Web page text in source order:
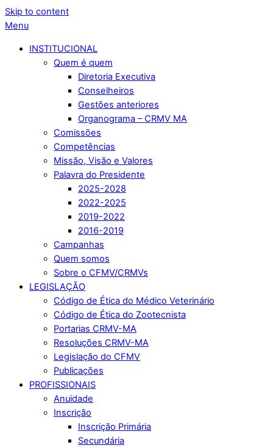
Skip to content
Menu
INSTITUCIONAL
Quem é quem
Diretoria Executiva
Conselheiros
Gestões anteriores
Organograma – CRMV MA
Comissões
Competências
Missão, Visão e Valores
Palavra do Presidente
2025-2028
2022-2025
2019-2022
2016-2019
Campanhas
Quem somos
Sobre o CFMV/CRMVs
LEGISLAÇÃO
Código de Ética do Médico Veterinário
Código de Ética do Zootecnista
Portarias CRMV-MA
Resoluções CRMV-MA
Legislação do CFMV
Publicações
PROFISSIONAIS
Anuidade
Inscrição
Inscrição Primária
Secundária